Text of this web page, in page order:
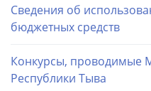
Сведения об
бюджетных средств
Конкурсы, проводимые
Республики Тыва